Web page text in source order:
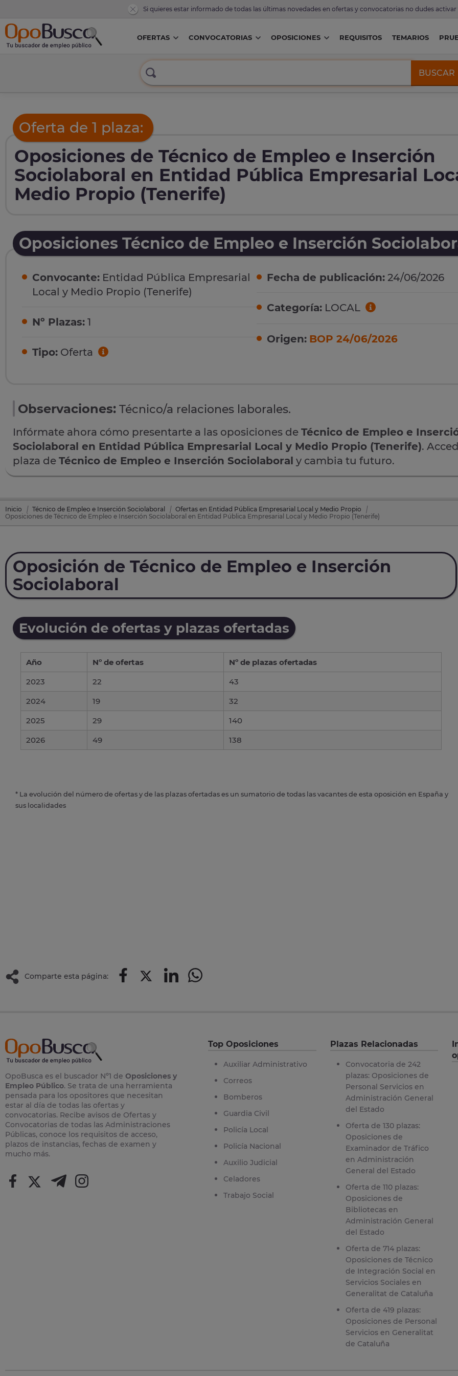
Si quieres estar informado de todas las últimas novedades en ofertas y convocatorias no dudes activar
OFERTAS CONVOCATORIAS OPOSICIONES REQUISITOS TEMARIOS
BUSCAR
Oferta de 1 plaza:
Oposiciones de Técnico de Empleo e Inserción
Sociolaboral en Entidad Pública Empresarial
Medio Propio (Tenerife)
Oposiciones Técnico de Empleo e Inserción
Convocante: Entidad Pública Empresarial
Local y Medio Propio (Tenerife)
Nº Plazas: 1
Tipo: Oferta
Fecha de publicación: 24/06/2026
Categoría: LOCAL
Origen: BOP 24/06/2026
Observaciones: Técnico/a relaciones laborales.
Infórmate ahora cómo presentarte a las oposiciones de Técnico de Empleo e
Sociolaboral en Entidad Pública Empresarial Local y Medio Propio (Tenerife).
plaza de Técnico de Empleo e Inserción Sociolaboral y cambia tu futuro.
Inicio Técnico de Empleo e Inserción Sociolaboral
Ofertas en Entidad Pública Empresarial Local y Medio Propio
Oposiciones de Técnico de Empleo e Inserción Sociolaboral en Entidad Pública Empresarial Local y Medio Propio (Tenerife)
Oposición de Técnico de Empleo e Inserción
Sociolaboral
Evolución de ofertas y plazas ofertadas
Año Nº de ofertas
Nº de plazas ofertadas
2023
22
43
2024
19
32
2025
29
140
2026
49 138
* La evolución del número de ofertas y de las plazas ofertadas es un sumatorio de todas las vacantes de esta oposición en España y
sus localidades
Comparte esta página:
OpoBusca es el buscador Nº1 de Oposiciones y
Empleo Público. Se trata de una herramienta
pensada para los opositores que necesitan
estar al día de todas las ofertas y
convocatorias. Recibe avisos de Ofertas y
Convocatorias de todas las Administraciones
Públicas, conoce los requisitos de acceso,
plazos de instancias, fechas de examen y
mucho más.
Top Oposiciones
Auxiliar Administrativo
Correos
Bomberos
Guardia Civil
Policía Local
Policía Nacional
Auxilio Judicial
Celadores
Trabajo Social
Plazas Relacionadas
Convocatoria de 242
plazas: Oposiciones de
Personal Servicios en
Administración General
del Estado
Oferta de 130 plazas:
Oposiciones de
Examinador de Tráfico
en Administración
General del Estado
Oferta de 110 plazas:
Oposiciones de
Bibliotecas en
Administración General
del Estado
Oferta de 714 plazas:
Oposiciones de Técnico
de Integración Social en
Servicios Sociales en
Generalitat de Cataluña
Oferta de 419 plazas:
Oposiciones de Personal
Servicios en Generalitat
de Cataluña